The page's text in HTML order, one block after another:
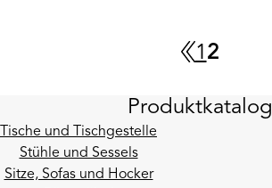
1 2
Produktkatalog
Tische und Tischgestelle
Stühle und Sessels
Sitze, Sofas und Hocker